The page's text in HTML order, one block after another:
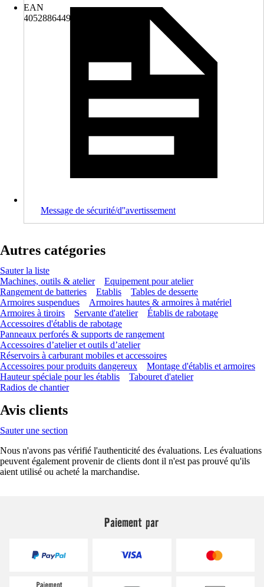
EAN
4052886449172
Message de sécurité/d''avertissement
Autres catégories
Sauter la liste
Machines, outils & atelier
Equipement pour atelier
Rangement de batteries
Etablis
Tables de desserte
Armoires suspendues
Armoires hautes & armoires à matériel
Armoires à tiroirs
Servante d'atelier
Établis de rabotage
Accessoires d'établis de rabotage
Panneaux perforés & supports de rangement
Accessoires d’atelier et outils d’atelier
Réservoirs à carburant mobiles et accessoires
Accessoires pour produits dangereux
Montage d'établis et armoires
Hauteur spéciale pour les établis
Tabouret d'atelier
Radios de chantier
Avis clients
Sauter une section
Nous n'avons pas vérifié l'authenticité des évaluations. Les évaluations
peuvent également provenir de clients dont il n'est pas prouvé qu'ils
aient utilisé ou acheté la marchandise.
Paiement par